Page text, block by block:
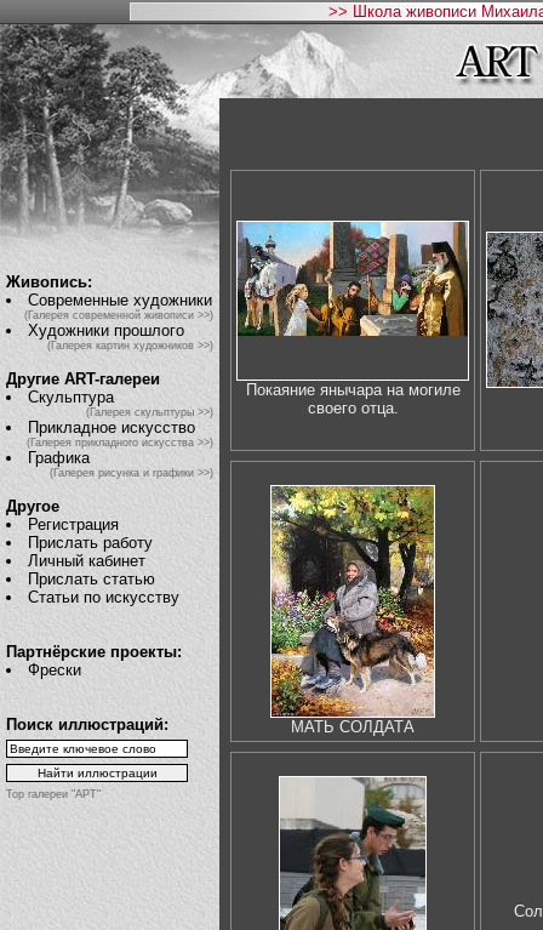
>> Школа живописи
Живопись:
Современные художники
(Галерея современной живописи >>)
Художники прошлого
(Галерея картин художников >>)
Другие ART-галереи
Скульптура
(Галерея скульптуры >>)
Прикладное искусство
(Галерея прикладного искусства >>)
Графика
(Галерея рисунка и графики >>)
Другое
Регистрация
Прислать работу
Личный кабинет
Прислать статью
Статьи по искусству
Партнёрские проекты:
Фрески
Поиск иллюстраций:
Top галереи "АРТ"
Покаяние янычара на могиле
своего отца.
МАТЬ СОЛДАТА